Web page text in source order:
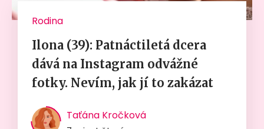
Rodina
Ilona (39): Patnáctiletá dcera
dává na Instagram odvážné
fotky. Nevím, jak jí to zakázat
Taťána Kročková